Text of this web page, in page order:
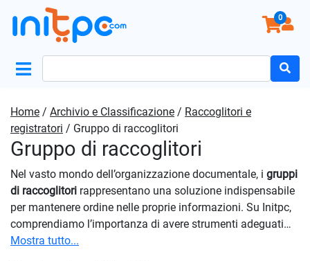
0
Home / Archivio e Classificazione / Raccoglitori e
registratori / Gruppo di raccoglitori
Gruppo di raccoglitori
Nel vasto mondo dell’organizzazione documentale, i gruppi
di raccoglitori rappresentano una soluzione indispensabile
per mantenere ordine nelle proprie informazioni. Su Initpc,
comprendiamo l’importanza di avere strumenti adeguati
per l’archiviazione, e pertanto offriamo una gamma di
Mostra tutto...